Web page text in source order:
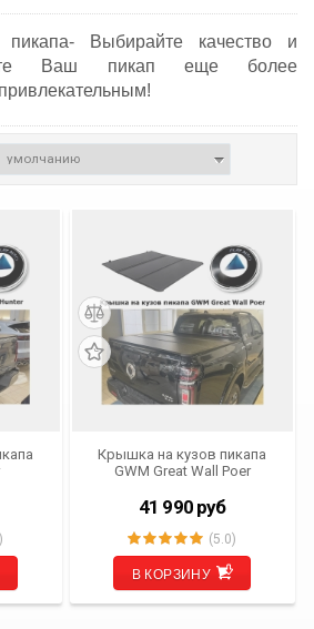
Выбирайте качество и
Ваш пикап еще более
Крышка на кузов пикапа
GWM Great Wall Poer
41 990 руб
(5.0)
В КОРЗИНУ